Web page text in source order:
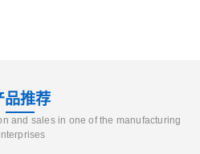
品推荐
and sales in one of the manufacturing